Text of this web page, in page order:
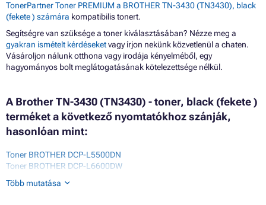
TonerPartner Toner PREMIUM a BROTHER TN-3430 (TN3430), black
(fekete ) számára kompatibilis tonert.
Segítségre van szüksége a toner kiválasztásában? Nézze meg a
gyakran ismételt kérdéseketvagy írjon nekünk közvetlenül a chaten.
Vásároljon nálunk otthona vagy irodája kényelméből, egy
hagyományos bolt meglátogatásának kötelezettsége nélkül.
A Brother TN-3430 (TN3430) - toner, black (fekete )
terméket a következő nyomtatókhoz szánják,
hasonlóan mint:
Toner BROTHER DCP-L5500DN
Toner BROTHER DCP-L6600DW
Toner BROTHER HL-L5000D
Toner BROTHER HL-L5050DN
Több mutatása